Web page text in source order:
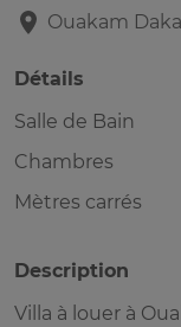
Ouakam
Détails
Salle de Bain
Chambres
Mètres carrés
Description
Villa à louer à